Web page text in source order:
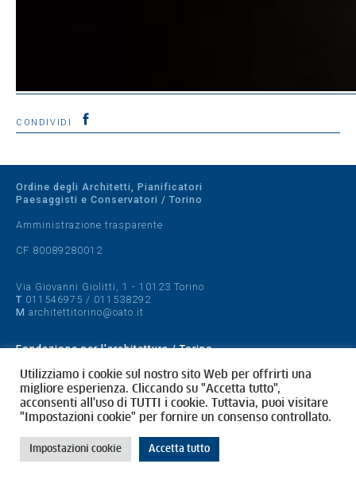
CONDIVIDI
Ordine degli Architetti, Pianificatori
Paesaggisti e Conservatori / Torino
Amministrazione trasparente
CF 80089280012
Via Giovanni Giolitti, 1 - 10123 Torino
T 011546975 / 011538292
M architettitorino@oato.it
Fondazione per l'architettura / Torino
Designed by quattrolinee.it
Cookie Policy
Privacy Policy
Utilizziamo i cookie sul nostro sito Web per offrirti una
migliore esperienza. Cliccando su "Accetta tutto",
acconsenti all'uso di TUTTI i cookie. Tuttavia, puoi visitare
"Impostazioni cookie" per fornire un consenso controllato.
Impostazioni cookie Accetta tutto